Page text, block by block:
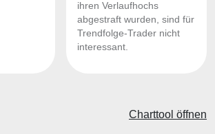
ihren Verlaufhochs
abgestraft wurden, sind für
Trendfolge-Trader nicht
interessant.
Charttool öffnen